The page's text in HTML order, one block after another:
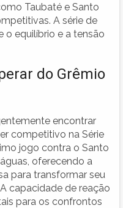
Taubaté e Santo
A série de
o equilíbrio e a tensão
do Grêmio
encontrar
competitivo na Série
jogo contra o Santo
oferecendo a
para transformar seu
capacidade de reação
para os confrontos